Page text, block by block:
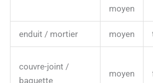
moyen
enduit / mortier moyen
couvre-joint /
baguette
moyen